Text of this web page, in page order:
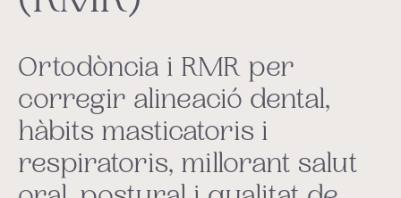
Ortodòncia i RMR per
corregir alineació dental,
hàbits masticatoris i
respiratoris, millorant salut